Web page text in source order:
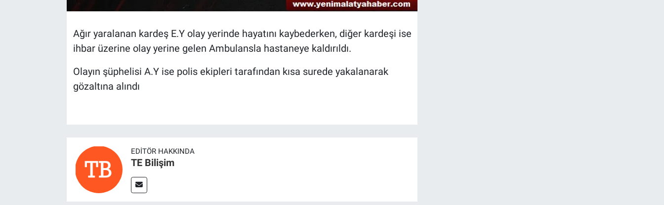
Ağır yaralanan kardeş E.Y olay yerinde hayatını kaybederken, diğer kardeşi ise
ihbar üzerine olay yerine gelen Ambulansla hastaneye kaldırıldı.
Olayın şüphelisi A.Y ise polis ekipleri tarafından kısa surede yakalanarak
gözaltına alındı
EDITÖR HAKKINDA
TE Bilişim